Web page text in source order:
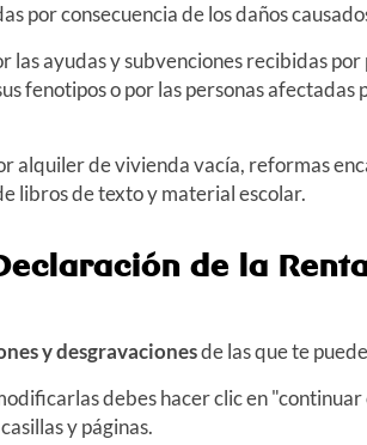
por consecuencia de los daños
las ayudas y subvenciones recibidas
fenotipos o por las personas afectadas
alquiler de vivienda vacía, reformas
libros de texto y material escolar.
de la
y desgravacionesde las que te
debes hacer clic en
y páginas.